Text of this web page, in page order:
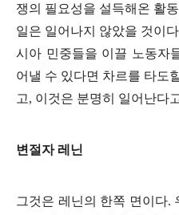
쟁의 필요성을 설득해온 활
일은 일어나지 않았을 것이다
시아 민중들을 이끌 노동자
어낼 수 있다면 차르를 타도
고, 이것은 분명히 일어난다
변절자 레닌
그것은 레닌의 한쪽 면이다.